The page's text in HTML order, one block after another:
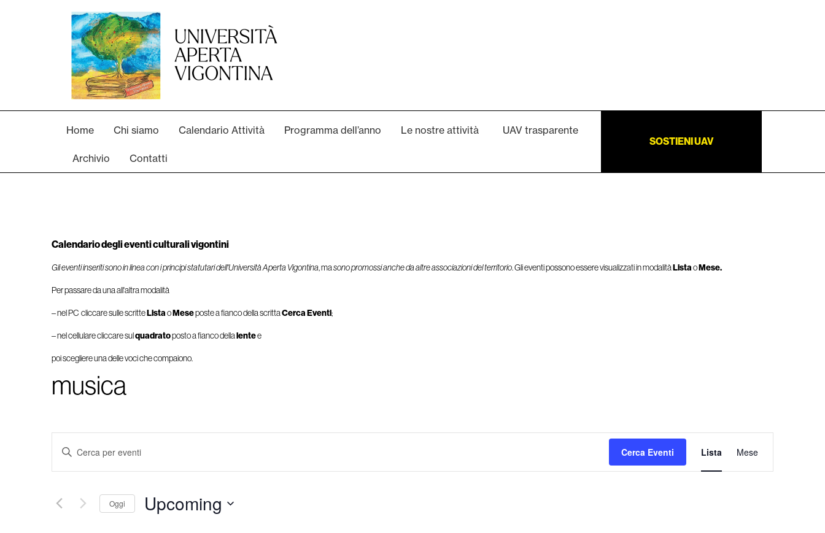
Home Chi siamo Calendario Attività Programma dell’anno Le nostre attività UAV trasparente
Archivio Contatti
SOSTIENI UAV
Calendario degli eventi culturali vigontini
Gli eventi inseriti sono in linea con i principi statutari dell'Università Aperta Vigontina, masono promossi anche da altre associazioni del territorio. Gli eventi possono essere visualizzati in modalitàListaoMese.
Per passare da una all'altra modalità
– nel PC cliccare sulle scritteListaoMeseposte a fianco della scrittaCerca Eventi;
– nel cellulare cliccare sulquadratoposto a fianco dellalentee
poi scegliere una delle voci che compaiono.
musica
Ricerca
Inserisci
Parola
Chiave.
Eventi
per
Cerca Eventi
Viste
Lista Mese
Oggi Upcoming